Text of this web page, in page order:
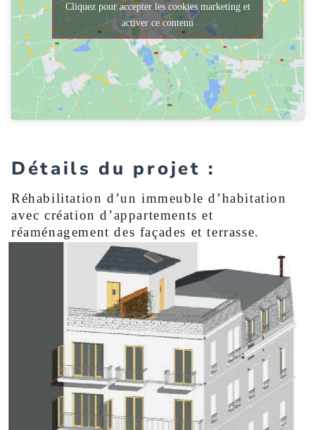
Détails du projet :
Réhabilitation d’un immeuble d’habitation
avec création d’appartements et
réaménagement des façades et terrasse.
Cliquez pour accepter les cookies marketing et
activer ce contenu